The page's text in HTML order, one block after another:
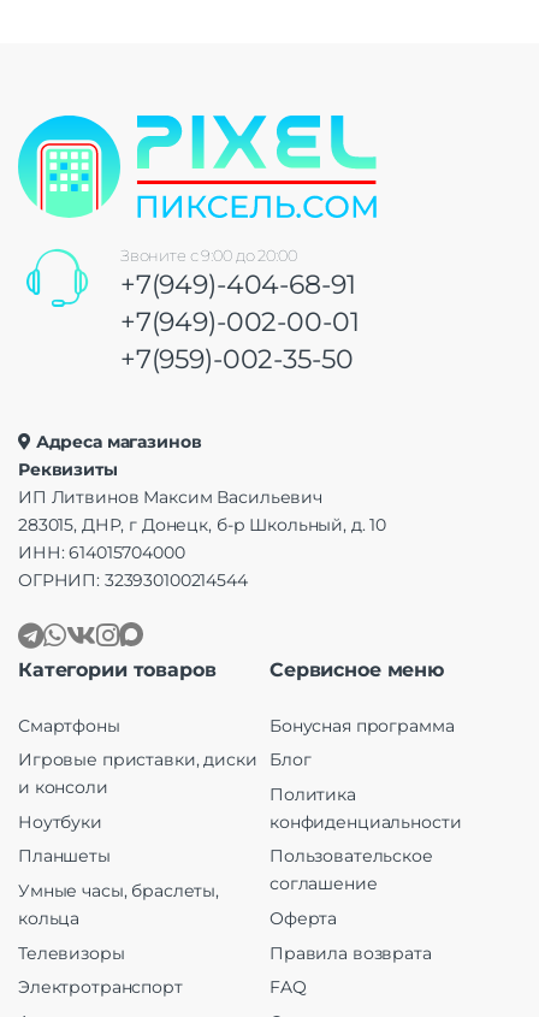
Звоните с 9:00 до 20:00
+7(949)-404-68-91
+7(949)-002-00-01
+7(959)-002-35-50
Адреса магазинов
Реквизиты
ИП Литвинов Максим Васильевич
283015, ДНР, г Донецк, б-р Школьный, д. 10
ИНН: 614015704000
ОГРНИП: 323930100214544
Категории товаров
Смартфоны
Игровые приставки, диски
и консоли
Ноутбуки
Планшеты
Умные часы, браслеты,
кольца
Телевизоры
Электротранспорт
Сервисное меню
Бонусная программа
Блог
Политика
конфиденциальности
Пользовательское
соглашение
Оферта
Правила возврата
FAQ